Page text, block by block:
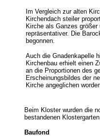
Im Vergleich zur alten
Kirchendach steiler
Kirche als Ganzes größer
repräsentativer. Die
begonnen.
Auch die Gnadenkapelle
Kirchenbau erhielt einen
an die Proportionen des
Erscheinungsbildes der
Kirche angeglichen
Beim Kloster wurden die
bestandenen
Baufond